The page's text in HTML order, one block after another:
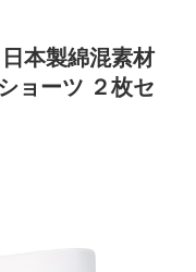
本製綿混素材
ョーツ ２枚セ